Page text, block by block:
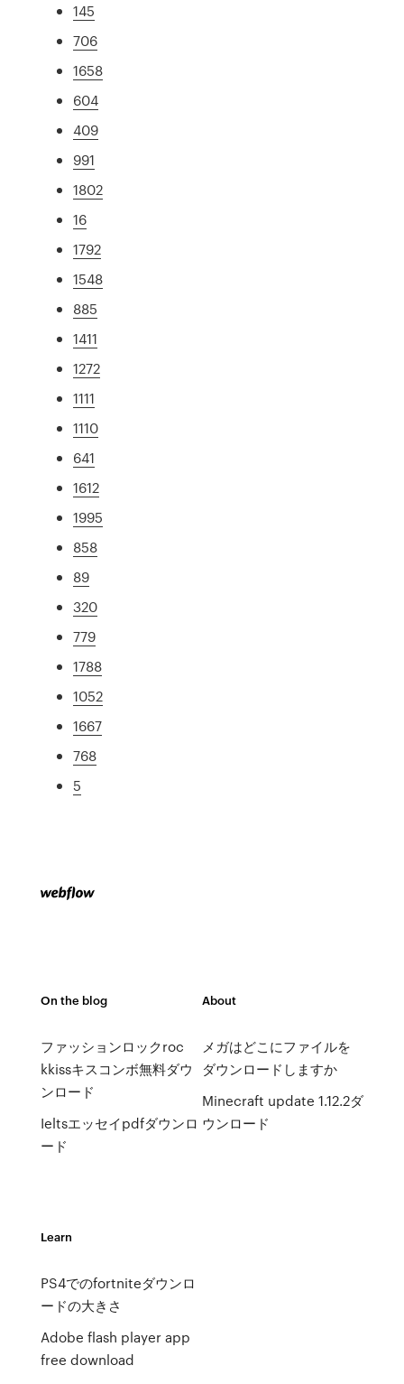
145
706
1658
604
409
991
1802
16
1792
1548
885
1411
1272
1111
1110
641
1612
1995
858
89
320
779
1788
1052
1667
768
5
On the blog
ファッションロックroc
kkissキスコンボ無料ダウ
ンロード
Ieltsエッセイpdfダウンロ
ード
About
メガはどこにファイルを
ダウンロードしますか
Minecraft update 1.12.2ダ
ウンロード
Learn
PS4でのfortniteダウンロ
ードの大きさ
Adobe flash player app
free download